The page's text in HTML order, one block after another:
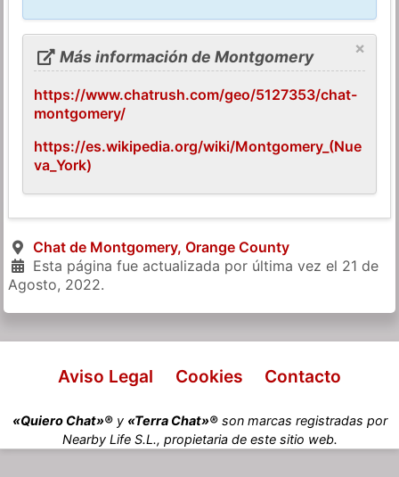
×
Más información de Montgomery
https://www.chatrush.com/geo/5127353/chat-
montgomery/
https://es.wikipedia.org/wiki/Montgomery_(Nue
va_York)
Chat de Montgomery, Orange County
Esta página fue actualizada por última vez el 21 de
Agosto, 2022.
Aviso Legal Cookies Contacto
«Quiero Chat»®y «Terra Chat»®son marcas registradas por
Nearby Life S.L., propietaria de este sitio web.